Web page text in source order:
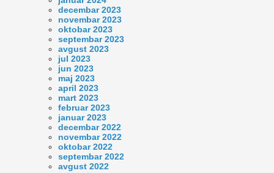
decembar 2023
novembar 2023
oktobar 2023
septembar 2023
avgust 2023
jul 2023
jun 2023
maj 2023
april 2023
mart 2023
februar 2023
januar 2023
decembar 2022
novembar 2022
oktobar 2022
septembar 2022
avgust 2022